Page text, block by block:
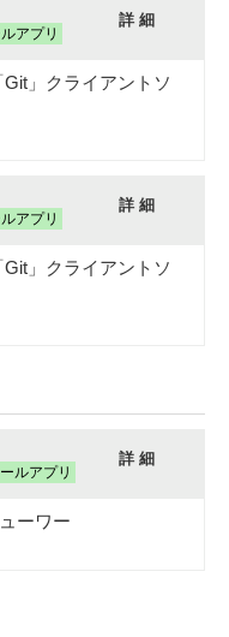
アプリ
詳 細
」クライアントソ
アプリ
詳 細
」クライアントソ
ルアプリ
詳 細
ーワー